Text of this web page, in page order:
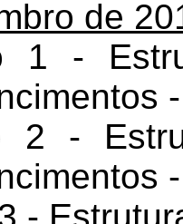
de
1 -
2 -
-